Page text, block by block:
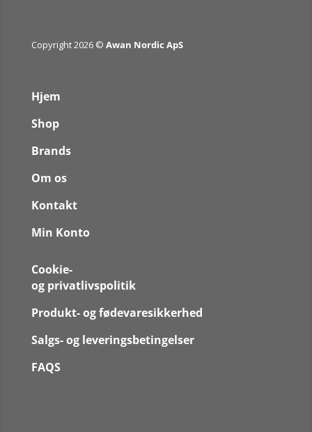
Copyright 2026 © Awan Nordic ApS
Hjem
Shop
Brands
Om os
Kontakt
Min Konto
Cookie-
og privatlivspolitik
Produkt- og fødevaresikkerhed
Salgs- og leveringsbetingelser
FAQS